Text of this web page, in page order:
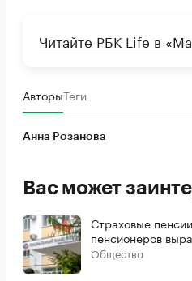
Читайте РБК Life в
АвторыТеги
Анна Розанова
Вас может
Страховые
пенсионеров
Общество